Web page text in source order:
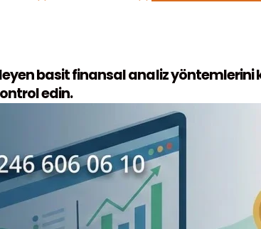
basit finansal analiz yöntemlerini
edin.